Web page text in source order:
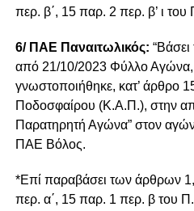
περ. β΄, 15 παρ. 2 περ. β’ ι
6/ ΠΑΕ Παναιτωλικός:
από 21/10/2023 Φύλλο Αγώνα,
γνωστοποιήθηκε, κατ’ άρθρο
Ποδοσφαίρου (Κ.Α.Π.), στην
Παρατηρητή Αγώνα” στον
ΠΑΕ Βόλος.
*Επί παραβάσει των άρθρων
περ. α΄, 15 παρ. 1 περ. β του